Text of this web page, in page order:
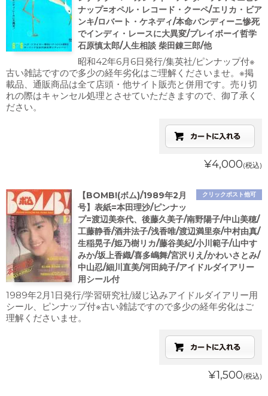
ナップ=オペル・レコード・クーペ/エリカ・ビア
ンキ/ロバート・ケネディ/本命バンディーニ惨死
でインディ・レースに大異変/プレイボーイ哲学
石原慎太郎/人生相談 柴田錬三郎/他
昭和42年6月6日発行/集英社/ピンナップ付※
古い雑誌ですので多少の経年劣化はご理解くださいませ。※掲
載品、通販商品は全て店頭・他サイト販売と併用です。売り切
れの際はキャンセル処理とさせていただきますので、御了承く
ださい。
¥4,000(税込)
クリックポスト他可
【BOMB!(ボム)/1989年2月
号】表紙=本田理沙/ピンナッ
プ=渡辺美奈代、後藤久美子/南野陽子/中山美穂/
工藤静香/酒井法子/浅香唯/渡辺満里奈/中村由真/
生稲晃子/姫乃樹リカ/藤谷美紀/小川範子/山中す
みか/坂上香織/喜多嶋舞/宮沢りえ/かわいさとみ/
中山忍/細川直美/河田純子/アイドルダイアリー
用シール付
1989年2月1日発行/学習研究社/綴じ込みアイドルダイアリー用
シール、ピンナップ付※古い雑誌ですので多少の経年劣化はご
理解くださいませ。
¥1,500(税込)